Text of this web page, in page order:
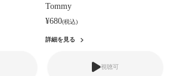
Tommy
¥680(税込)
詳細を見る
視聴可